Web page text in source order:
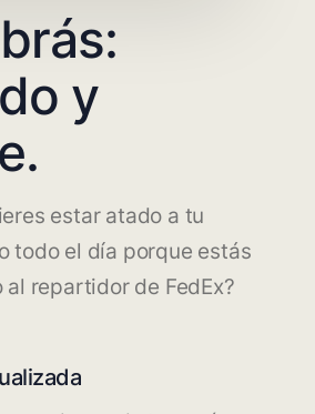
y
estar atado a tu
todo el día porque estás
al repartidor de FedEx?